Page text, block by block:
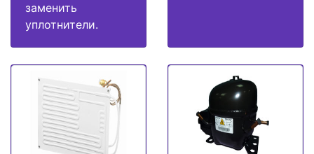
заменить
уплотнители.